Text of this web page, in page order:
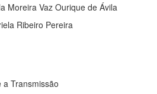
Moreira Vaz Ourique de Ávila
Ribeiro Pereira
a Transmissão